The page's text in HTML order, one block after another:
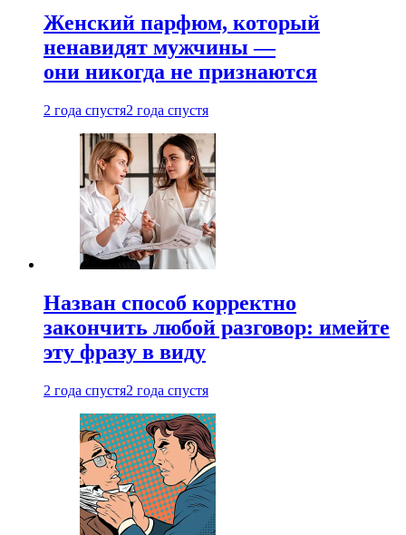
Женский парфюм, который
ненавидят мужчины —
они никогда не признаются
2 года спустя2 года спустя
Назван способ корректно
закончить любой разговор: имейте
эту фразу в виду
2 года спустя2 года спустя